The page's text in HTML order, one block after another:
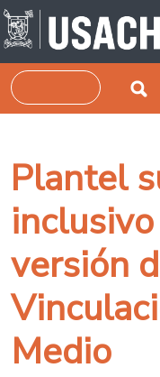
Pasar al contenido
Buscar
Plantel
versión
Medio